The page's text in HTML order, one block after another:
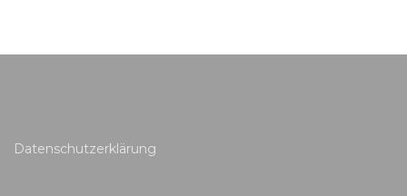
Datenschutzerklärung